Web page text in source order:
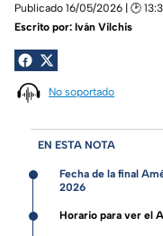
Publicado 16/05/2026 | 🕑
Escrito por: Iván Vilchis
No soportado
EN ESTA NOTA
Fecha de la final
2026
Horario para ver el